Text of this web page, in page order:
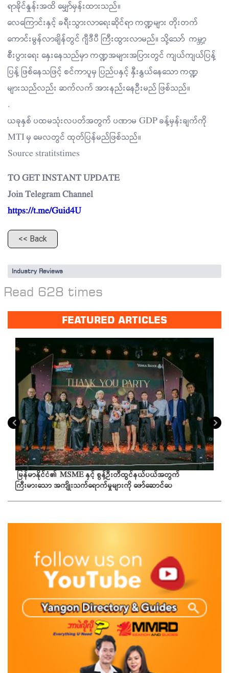
ရာခိုင်နှုန်းအထိ မျှော်မှန်းထားသည်။
လေကြောင်းနှင့် ခရီးသွားလာရေးဆိုင်ရာ ကဏ္ဍများ တိုးတက်
ကောင်းမွန်လာချိန်တွင် ဂျီဒီပီ ကြီးထွားလာမည်။ သို့သော် ကမ္ဘာ့
စီးပွားရေး နှေးနေသည်မှာ ကဏ္ဍအများအပြားတွင် ကျယ်ကျယ်ပြန့်
ပြန့် ဖြစ်နေသဖြင့် စင်ကာပူမှ ပြည်ပနှင့် နှီးနွှယ်နေသော ကဏ္ဍ
များသည်လည်း ဆက်လက် အားနည်းနေဦးမည် ဖြစ်သည်။
.
ယခုနှစ် ပထမသုံးလပတ်အတွက် ပဏာမ GDP ခန့်မှန်းချက်ကို
MTI မှ မေလတွင် ထုတ်ပြန်မည်ဖြစ်သည်။
Source stratitstimes
TO GET INSTANT UPDATE
Join Telegram Channel
https://t.me/Guid4U
<< Back
Industry Reviews
Read 628 times
FEATURED ARTICLES
မြန်မာနိုင်ငံ၏ MSME နှင့် စွန့်ဦးတီထွင်နယ်ပယ်အတွက်
ကြီးမားသော အကျိုးသက်ရောက်မှုများကို ဖော်ဆောင်ပေ